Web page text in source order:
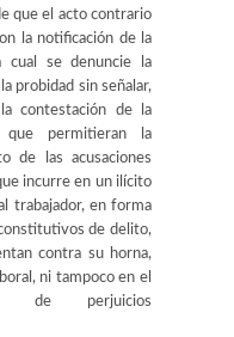
que el acto contrario
la notificación de la
cual se denuncie la
probidad sin señalar,
contestación de la
que permitieran la
de las acusaciones
incurre en un ilícito
trabajador, en forma
de delito,
contra su horna,
ni tampoco en el
de perjuicios